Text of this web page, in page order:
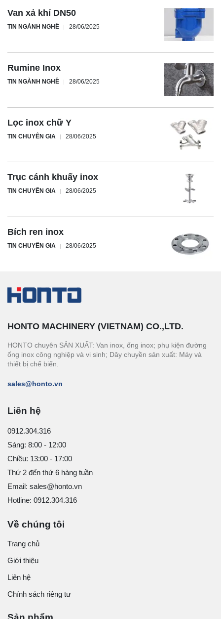
Van xả khí DN50
TIN NGÀNH NGHỀ 28/06/2025
Rumine Inox
TIN NGÀNH NGHỀ 28/06/2025
Lọc inox chữ Y
TIN CHUYÊN GIA 28/06/2025
Trục cánh khuấy inox
TIN CHUYÊN GIA 28/06/2025
Bích ren inox
TIN CHUYÊN GIA 28/06/2025
HONTO MACHINERY (VIETNAM) CO.,LTD.
HONTO chuyên SẢN XUẤT: Van inox, ống inox; phụ kiện đường
ống inox công nghiệp và vi sinh; Dây chuyền sản xuất: Máy và
thiết bị chế biến.
sales@honto.vn
Liên hệ
0912.304.316
Sáng: 8:00 - 12:00
Chiều: 13:00 - 17:00
Thứ 2 đến thứ 6 hàng tuần
Email: sales@honto.vn
Hotline: 0912.304.316
Về chúng tôi
Trang chủ
Giới thiệu
Liên hệ
Chính sách riêng tư